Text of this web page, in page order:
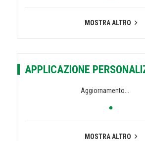
MOSTRA ALTRO
APPLICAZIONE
Aggiornamento...
MOSTRA ALTRO